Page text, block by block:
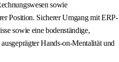
sowie
Position. Sicherer Umgang mit ERP-
sowie eine bodenständige,
Hands-on-Mentalität und